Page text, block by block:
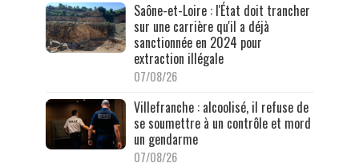
Saône-et-Loire : l'État doit trancher
sur une carrière qu'il a déjà
sanctionnée en 2024 pour
extraction illégale
07/08/26
Villefranche : alcoolisé, il refuse de
se soumettre à un contrôle et mord
un gendarme
07/08/26